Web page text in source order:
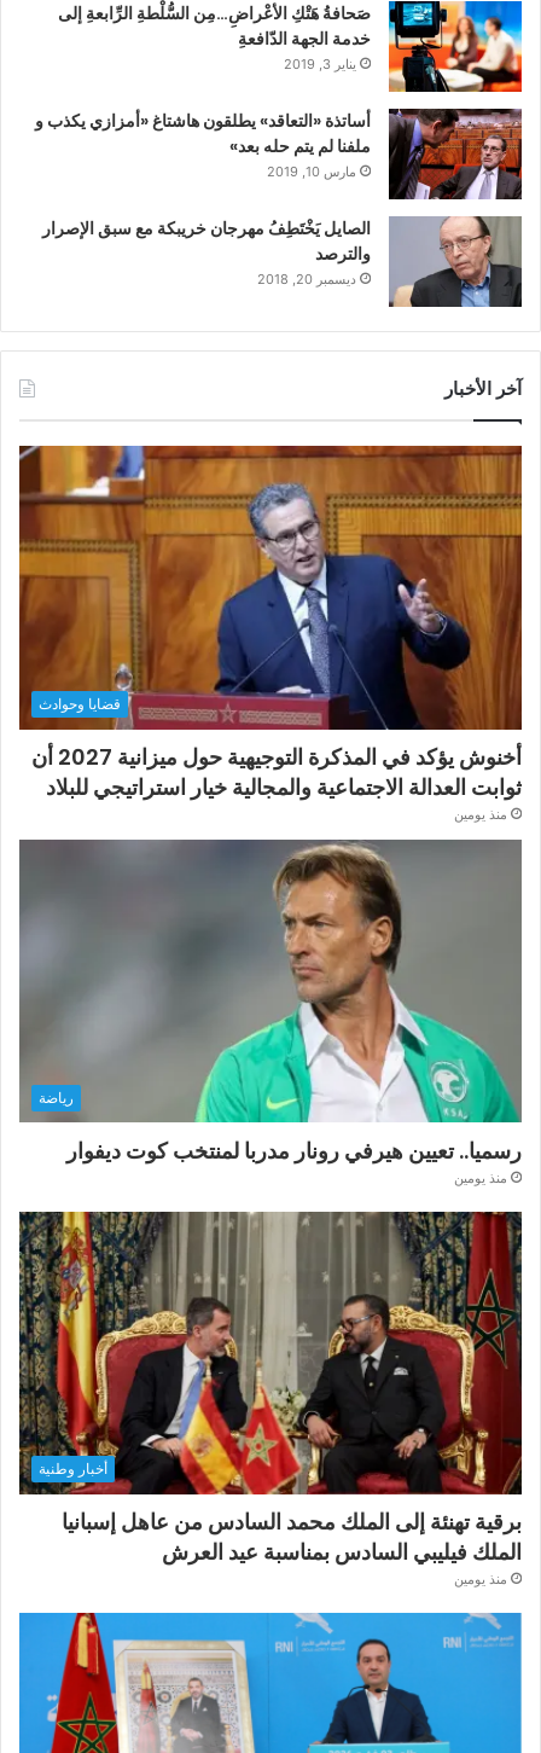
صَحافةُ هَتْكِ الأعْراضِ…مِن السُّلْطةِ الرِّابعةِ إلى
خدمة الجهة الدّافعةِ
يناير 3, 2019
أساتذة «التعاقد» يطلقون هاشتاغ «أمزازي يكذب و
ملفنا لم يتم حله بعد»
مارس 10, 2019
الصايل يَخْتَطِفُ مهرجان خريبكة مع سبق الإصرار
والترصد
ديسمبر 20, 2018
آخر الأخبار
قضايا وحوادث
أخنوش يؤكد في المذكرة التوجيهية حول ميزانية 2027 أن
ثوابت العدالة الاجتماعية والمجالية خيار استراتيجي للبلاد
منذ يومين
رياضة
رسميا.. تعيين هيرفي رونار مدربا لمنتخب كوت ديفوار
منذ يومين
أخبار وطنية
برقية تهنئة إلى الملك محمد السادس من عاهل إسبانيا
الملك فيليبي السادس بمناسبة عيد العرش
منذ يومين